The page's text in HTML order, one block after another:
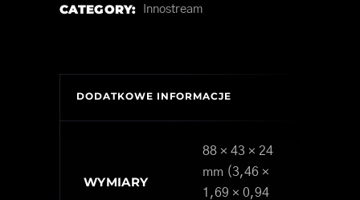
CATEGORY: Innostream
DODATKOWE INFORMACJE
WYMIARY
88 × 43 × 24
mm (3,46 ×
1,69 × 0,94